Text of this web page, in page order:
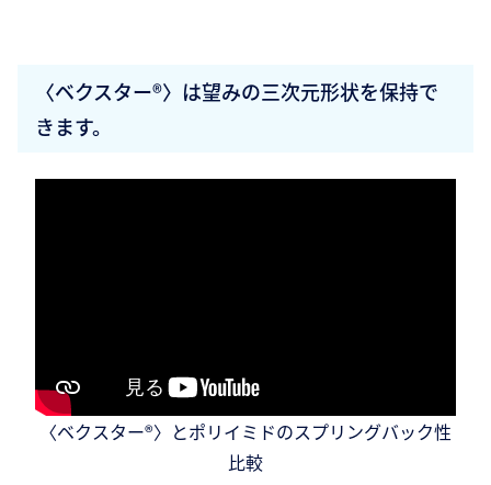
〈ベクスター®〉は望みの三次元形状を保持で
きます。
〈ベクスター®〉とポリイミドのスプリングバック性
比較